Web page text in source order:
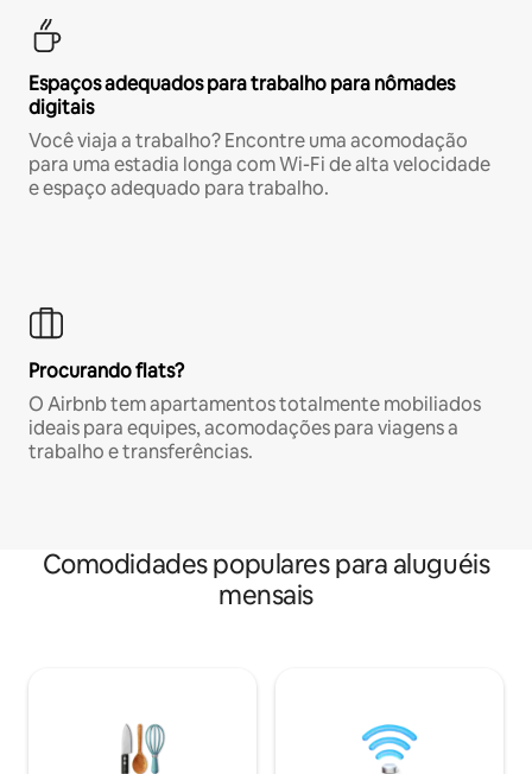
Espaços adequados para trabalho para nômades
digitais
Você viaja a trabalho? Encontre uma acomodação
para uma estadia longa com Wi-Fi de alta velocidade
e espaço adequado para trabalho.
Procurando flats?
O Airbnb tem apartamentos totalmente mobiliados
ideais para equipes, acomodações para viagens a
trabalho e transferências.
Comodidades populares para aluguéis
mensais